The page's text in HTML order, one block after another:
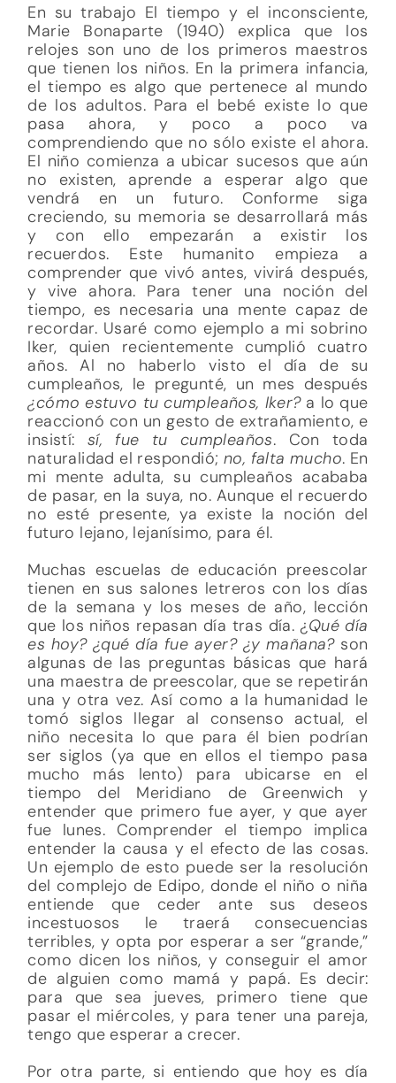
En su trabajo El tiempo y el inconsciente,
Marie Bonaparte (1940) explica que los
relojes son uno de los primeros maestros
que tienen los niños. En la primera infancia,
el tiempo es algo que pertenece al mundo
de los adultos. Para el bebé existe lo que
pasa ahora, y poco a poco va
comprendiendo que no sólo existe el ahora.
El niño comienza a ubicar sucesos que aún
no existen, aprende a esperar algo que
vendrá en un futuro. Conforme siga
creciendo, su memoria se desarrollará más
y con ello empezarán a existir los
recuerdos. Este humanito empieza a
comprender que vivó antes, vivirá después,
y vive ahora. Para tener una noción del
tiempo, es necesaria una mente capaz de
recordar. Usaré como ejemplo a mi sobrino
Iker, quien recientemente cumplió cuatro
años. Al no haberlo visto el día de su
cumpleaños, le pregunté, un mes después
¿cómo estuvo tu cumpleaños, Iker?a lo que
reaccionó con un gesto de extrañamiento, e
insistí: sí, fue tu cumpleaños. Con toda
naturalidad el respondió; no, falta mucho. En
mi mente adulta, su cumpleaños acababa
de pasar, en la suya, no. Aunque el recuerdo
no esté presente, ya existe la noción del
futuro lejano, lejanísimo, para él.
Muchas escuelas de educación preescolar
tienen en sus salones letreros con los días
de la semana y los meses de año, lección
que los niños repasan día tras día. ¿Qué día
es hoy? ¿qué día fue ayer? ¿y mañana?son
algunas de las preguntas básicas que hará
una maestra de preescolar, que se repetirán
una y otra vez. Así como a la humanidad le
tomó siglos llegar al consenso actual, el
niño necesita lo que para él bien podrían
ser siglos (ya que en ellos el tiempo pasa
mucho más lento) para ubicarse en el
tiempo del Meridiano de Greenwich y
entender que primero fue ayer, y que ayer
fue lunes. Comprender el tiempo implica
entender la causa y el efecto de las cosas.
Un ejemplo de esto puede ser la resolución
del complejo de Edipo, donde el niño o niña
entiende que ceder ante sus deseos
incestuosos le traerá consecuencias
terribles, y opta por esperar a ser “grande,”
como dicen los niños, y conseguir el amor
de alguien como mamá y papá. Es decir:
para que sea jueves, primero tiene que
pasar el miércoles, y para tener una pareja,
tengo que esperar a crecer.
Por otra parte, si entiendo que hoy es día